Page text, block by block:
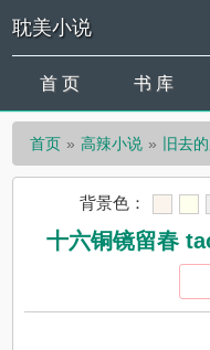
耽美小说
首 页 书 库
首页 高辣小说 旧去
背景色：
十六铜镜留春